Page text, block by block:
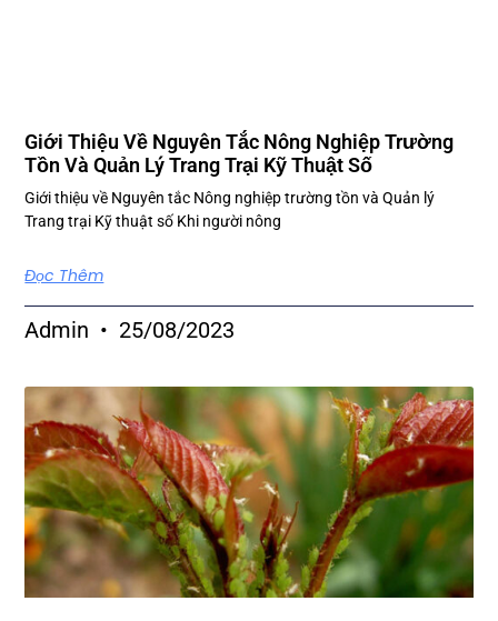
Giới Thiệu Về Nguyên Tắc Nông Nghiệp Trường
Tồn Và Quản Lý Trang Trại Kỹ Thuật Số
Giới thiệu về Nguyên tắc Nông nghiệp trường tồn và Quản lý
Trang trại Kỹ thuật số Khi người nông
Đọc Thêm
Admin 25/08/2023